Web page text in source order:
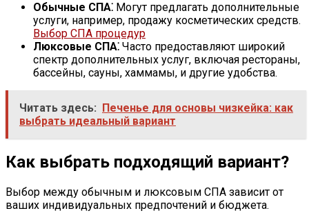
Обычные СПА⁚ Могут предлагать дополнительные
услуги, например, продажу косметических средств.
Выбор СПА процедур
Люксовые СПА⁚ Часто предоставляют широкий
спектр дополнительных услуг, включая рестораны,
бассейны, сауны, хаммамы, и другие удобства.
Читать здесь:
Печенье для основы чизкейка: как
выбрать идеальный вариант
Как выбрать подходящий вариант?
Выбор между обычным и люксовым СПА зависит от
ваших индивидуальных предпочтений и бюджета.